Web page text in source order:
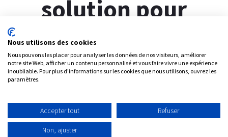
solution pour
chacun de vos
besoins
Optez pour un ERP puissant qui couvre toutes les
activités d'une PME,
Nous utilisons des cookies
Nous pouvons les placer pour analyser les données de nos visiteurs, améliorer
notre site Web, afficher un contenu personnalisé et vous faire vivre une expérience
inoubliable. Pour plus d'informations sur les cookies que nous utilisons, ouvrez les
paramètres.
Accepter tout Refuser
Non, ajuster